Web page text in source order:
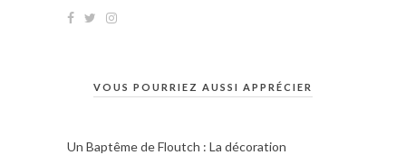
VOUS POURRIEZ AUSSI APPRÉCIER
Un Baptême de Floutch : La décoration